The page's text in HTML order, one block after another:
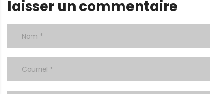
laisser un commentaire